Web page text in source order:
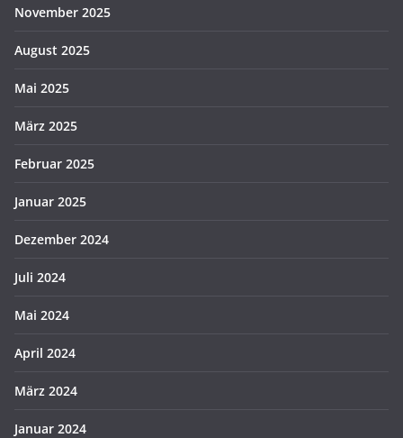
November 2025
August 2025
Mai 2025
März 2025
Februar 2025
Januar 2025
Dezember 2024
Juli 2024
Mai 2024
April 2024
März 2024
Januar 2024